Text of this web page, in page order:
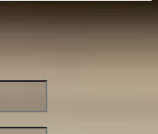
Ім'я:*